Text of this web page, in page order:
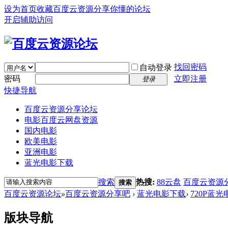
设为首页收藏百度云资源分享你懂的论坛
开启辅助访问
自动登录 找回密码
密码
登录
立即注册
快捷导航
百度云资源分享论坛
电影百度云网盘资源
国内电影
欧美电影
亚洲电影
蓝光电影下载
搜索 搜索 热搜: 88云盘 百度云资源
百度云资源论坛»百度云资源分享吧 › 蓝光电影下载› 720P蓝光
版块导航